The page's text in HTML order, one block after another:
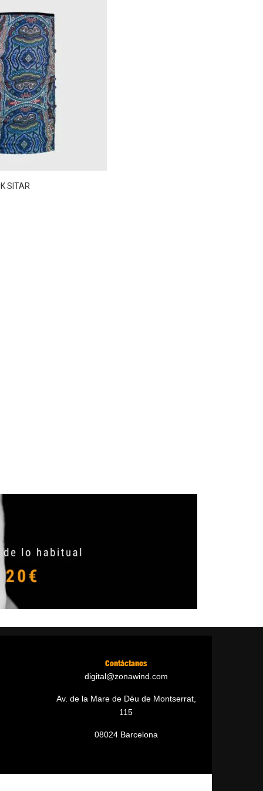
SITAR
Contáctanos
digital@zonawind.com
Av. de la Mare de Déu de Montserrat,
115
08024 Barcelona